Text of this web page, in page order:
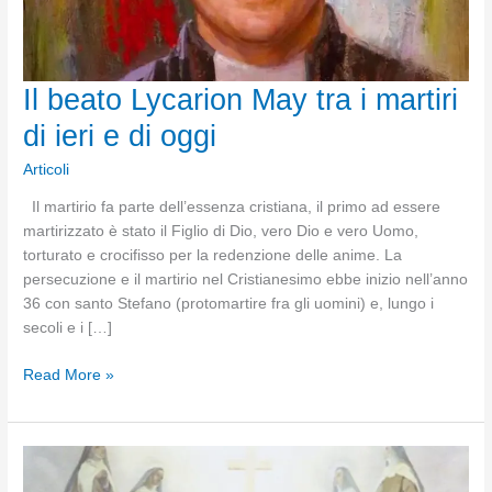
Il beato Lycarion May tra i martiri
di ieri e di oggi
Articoli
Il martirio fa parte dell’essenza cristiana, il primo ad essere
martirizzato è stato il Figlio di Dio, vero Dio e vero Uomo,
torturato e crocifisso per la redenzione delle anime. La
persecuzione e il martirio nel Cristianesimo ebbe inizio nell’anno
36 con santo Stefano (protomartire fra gli uomini) e, lungo i
secoli e i […]
Il
Lycarion
May
Read More »